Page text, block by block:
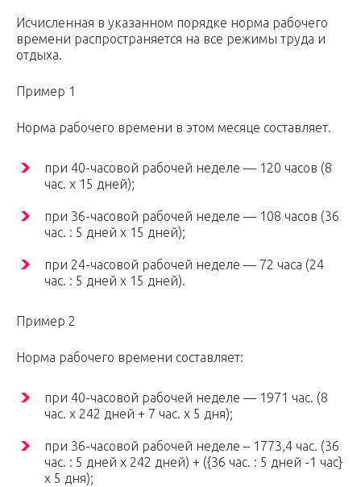
Исчисленная в указанном порядке норма рабочего
времени распространяется на все режимы труда и
отдыха.
Пример 1
Норма рабочего времени в этом месяце составляет.
при 40-часовой рабочей неделе — 120 часов (8
час. x 15 дней);
при 36-часовой рабочей неделе — 108 часов (36
час. : 5 дней x 15 дней);
при 24-часовой рабочей неделе — 72 часа (24
час. : 5 дней x 15 дней).
Пример 2
Норма рабочего времени составляет:
при 40-часовой рабочей неделе — 1971 час. (8
час. x 242 дней + 7 час. x 5 дня);
при 36-часовой рабочей неделе – 1773,4 час. (36
час. : 5 дней x 242 дней) + ({36 час. : 5 дней -1 час}
х 5 дня);